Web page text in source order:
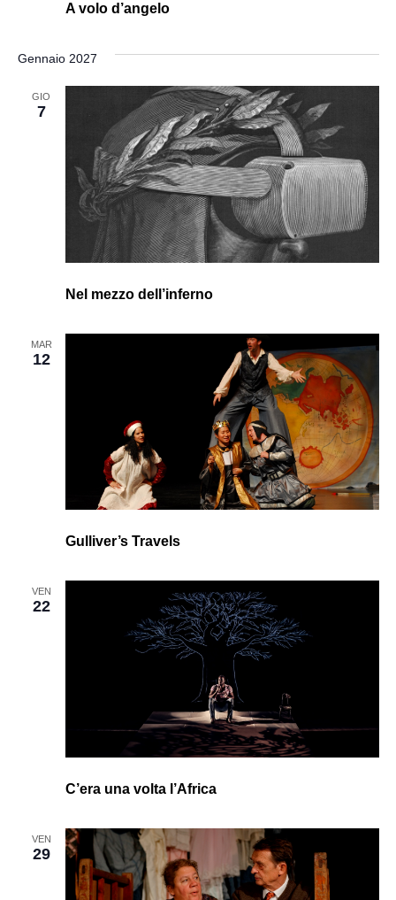
A volo d’angelo
Gennaio 2027
GIO
7
Nel mezzo dell’inferno
MAR
12
Gulliver’s Travels
VEN
22
C’era una volta l’Africa
VEN
29